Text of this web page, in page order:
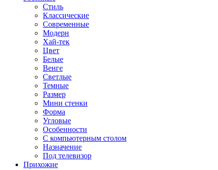
Стиль
Классические
Современные
Модерн
Хай-тек
Цвет
Белые
Венге
Светлые
Темные
Размер
Мини стенки
Форма
Угловые
Особенности
С компьютерным столом
Назначение
Под телевизор
Прихожие